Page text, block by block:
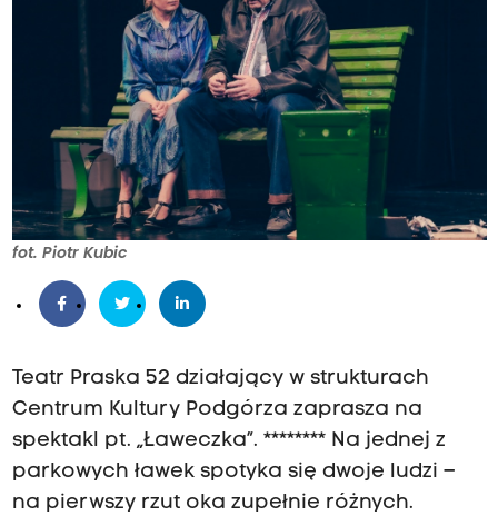
fot. Piotr Kubic
Teatr Praska 52 działający w strukturach
Centrum Kultury Podgórza zaprasza na
spektakl pt. „Ławeczka”. ******** Na jednej z
parkowych ławek spotyka się dwoje ludzi –
na pierwszy rzut oka zupełnie różnych.